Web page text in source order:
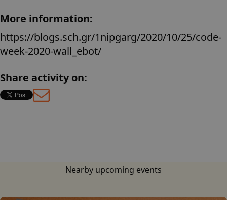
More information:
https://blogs.sch.gr/1nipgarg/2020/10/25/code-
week-2020-wall_ebot/
Share activity on:
Nearby upcoming events